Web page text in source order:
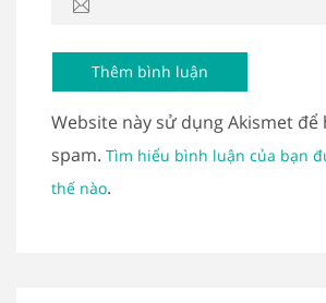
Website này sử dụng Akismet để
spam. Tìm hiểu bình luận của bạn
thế nào.